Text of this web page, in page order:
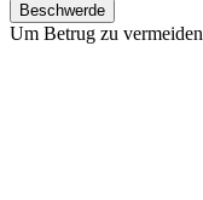
Beschwerde
Um Betrug zu